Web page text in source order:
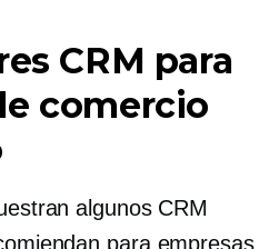
CRM para
comercio
algunos CRM
para empresas